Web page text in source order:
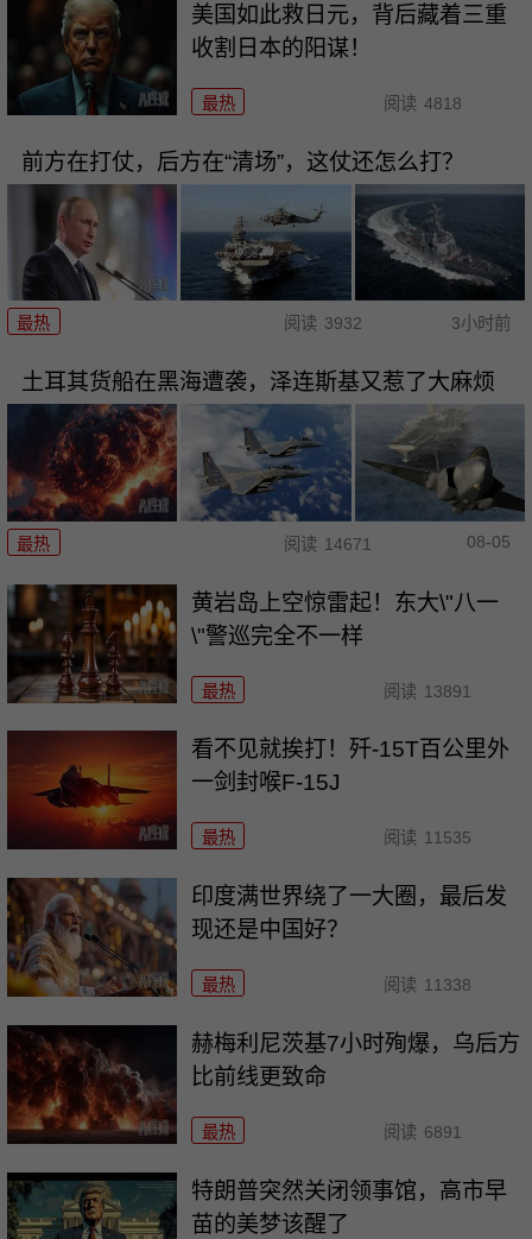
美国如此救日元，背后藏着三重
收割日本的阳谋！
最热 阅读 4818
前方在打仗，后方在“清场”，这仗还怎么打？
最热 阅读 3932 3小时前
土耳其货船在黑海遭袭，泽连斯基又惹了大麻烦
最热 阅读 14671 08-05
黄岩岛上空惊雷起！东大\"八一
\"警巡完全不一样
最热 阅读 13891
看不见就挨打！歼-15T百公里外
一剑封喉F-15J
最热 阅读 11535
印度满世界绕了一大圈，最后发
现还是中国好？
最热 阅读 11338
赫梅利尼茨基7小时殉爆，乌后方
比前线更致命
最热 阅读 6891
特朗普突然关闭领事馆，高市早
苗的美梦该醒了